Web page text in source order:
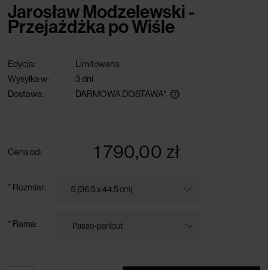
Jarosław Modzelewski -
Przejażdżka po Wiśle
Edycja:
Limitowana
Wysyłka w:
3 dni
Dostawa:
DARMOWA DOSTAWA*
Cena od: 1 790,00 zł
* Rozmiar:
* Rama: